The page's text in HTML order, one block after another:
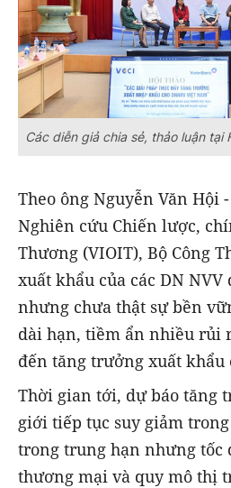
Các diễn giả chia sẻ, thảo luận tại
Theo ông Nguyễn Văn Hội
Nghiên cứu Chiến lược,
Thương (VIOIT), Bộ Công
xuất khẩu của các DN NVV
nhưng chưa thật sự bền
dài hạn, tiềm ẩn nhiều rủi
đến tăng trưởng xuất khẩu
Thời gian tới, dự báo tăng
giới tiếp tục suy giảm
trong trung hạn nhưng tốc
thương mại và quy mô thị